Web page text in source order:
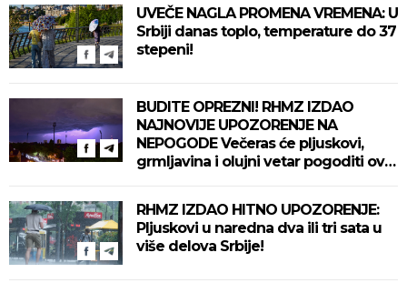
UVEČE NAGLA PROMENA VREMENA: U
Srbiji danas toplo, temperature do 37
stepeni!
BUDITE OPREZNI! RHMZ IZDAO
NAJNOVIJE UPOZORENJE NA
NEPOGODE Večeras će pljuskovi,
grmljavina i olujni vetar pogoditi ove
RHMZ IZDAO HITNO UPOZORENJE:
Pljuskovi u naredna dva ili tri sata u
više delova Srbije!